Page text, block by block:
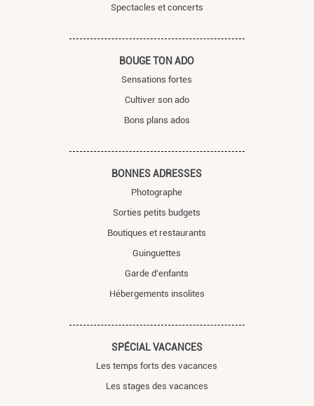
Spectacles et concerts
BOUGE TON ADO
Sensations fortes
Cultiver son ado
Bons plans ados
BONNES ADRESSES
Photographe
Sorties petits budgets
Boutiques et restaurants
Guinguettes
Garde d'enfants
Hébergements insolites
SPÉCIAL VACANCES
Les temps forts des vacances
Les stages des vacances